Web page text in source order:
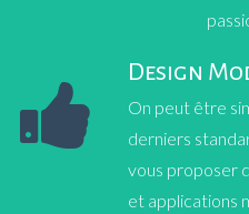
Design
On peut être
derniers
vous proposer
et applications